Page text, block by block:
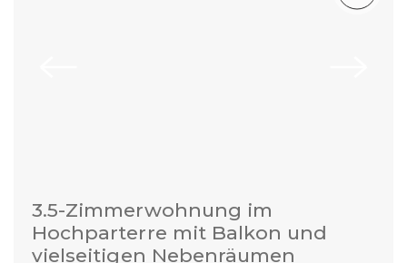
3.5-Zimmerwohnung im
Hochparterre mit Balkon und
vielseitigen Nebenräumen